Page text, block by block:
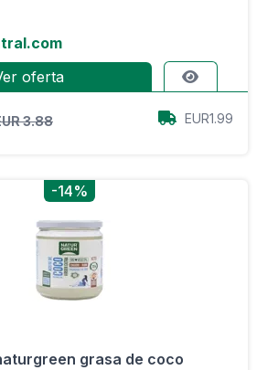
oferta
3.88 EUR1.99
-14%
grasa de coco